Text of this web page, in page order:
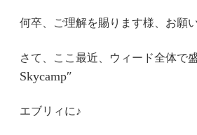
何卒、ご理解を賜ります様、お願
さて、ここ最近、ウィード全体で
Skycamp″
エブリィに♪